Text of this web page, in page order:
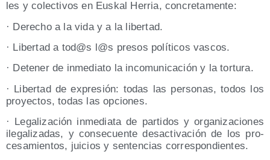
les y colec­ti­vos en Eus­kal Herria, concretamente:
· Dere­cho a la vida y a la libertad.
· Liber­tad a tod@s l@s pre­sos polí­ti­cos vascos.
· Dete­ner de inme­dia­to la inco­mu­ni­ca­ción y la tortura.
· Liber­tad de expre­sión: todas las per­so­nas, todos los
pro­yec­tos, todas las opciones.
· Lega­li­za­ción inme­dia­ta de par­ti­dos y orga­ni­za­cio­nes
ile­ga­li­za­das, y con­se­cuen­te des­ac­ti­va­ción de los pro­
ce­sa­mien­tos, jui­cios y sen­ten­cias correspondientes.